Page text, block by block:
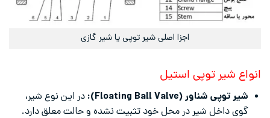
اجزا اصلی شیر توپی یا شیر گازی
انواع شیر توپی استیل
شیر توپی شناور (Floating Ball Valve):
در این نوع شیر،
گوی داخل شیر در محل خود تثبیت نشده و حالت معلق دارد.